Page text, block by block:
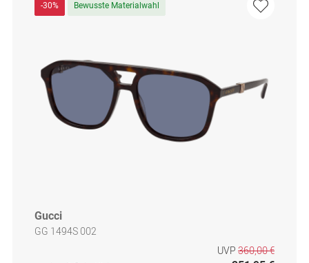
-30% Bewusste Materialwahl
Gucci
GG 1494S 002
UVP 360,00 €